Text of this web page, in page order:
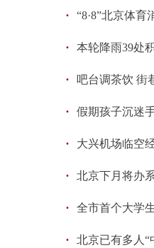
· “8·8”北京体
· 本轮降雨39处
· 吧台调茶饮 街
· 假期孩子沉迷
· 大兴机场临空
· 北京下月将办
· 全市首个大学
· 北京已有多人“